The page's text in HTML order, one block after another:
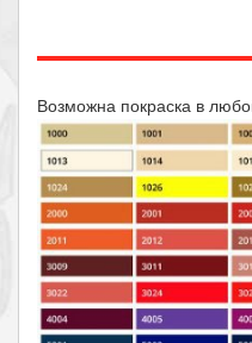
Возможна покраска в